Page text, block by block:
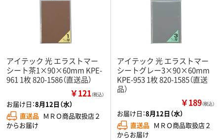
アイテック 光 エラストマー
シート茶1×90×60mm KPE-
961 1枚 820-1586（直送品）
￥121（税込）
お届け日：8月12日（水）
直送品 ＭＲＯ商品取扱店２
からお届け
アイテック 光 エラストマー
シートグレー3×90×60mm
KPE-953 1枚 820-1585（直送
品）
￥189（税込）
お届け日：8月12日（水）
直送品 ＭＲＯ商品取扱店２
からお届け